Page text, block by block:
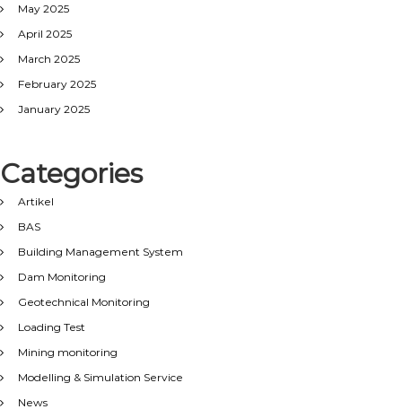
May 2025
April 2025
March 2025
February 2025
January 2025
Categories
Artikel
BAS
Building Management System
Dam Monitoring
Geotechnical Monitoring
Loading Test
Mining monitoring
Modelling & Simulation Service
News